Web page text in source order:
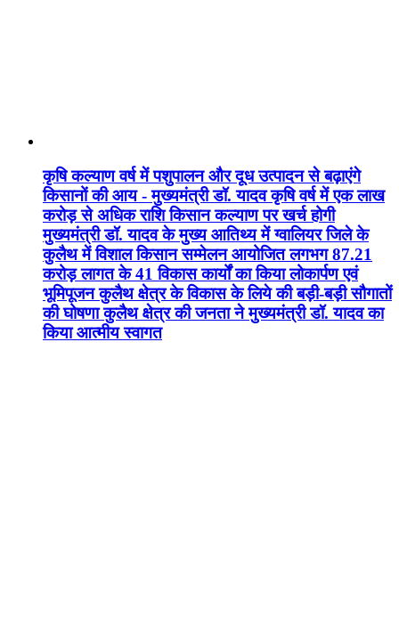
कृषि कल्याण वर्ष में पशुपालन और दूध उत्पादन से बढ़ाएंगे
किसानों की आय - मुख्यमंत्री डॉ. यादव कृषि वर्ष में एक लाख
करोड़ से अधिक राशि किसान कल्याण पर खर्च होगी
मुख्यमंत्री डॉ. यादव के मुख्य आतिथ्य में ग्वालियर जिले के
कुलैथ में विशाल किसान सम्मेलन आयोजित लगभग 87.21
करोड़ लागत के 41 विकास कार्यों का किया लोकार्पण एवं
भूमिपूजन कुलैथ क्षेत्र के विकास के लिये की बड़ी-बड़ी सौगातों
की घोषणा कुलैथ क्षेत्र की जनता ने मुख्यमंत्री डॉ. यादव का
किया आत्मीय स्वागत